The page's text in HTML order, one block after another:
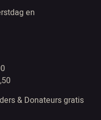
en
& Donateurs gratis